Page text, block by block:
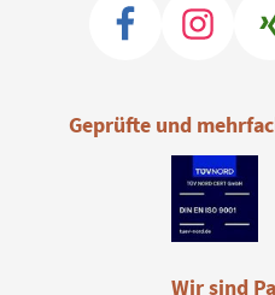
Geprüfte und
Wir sind